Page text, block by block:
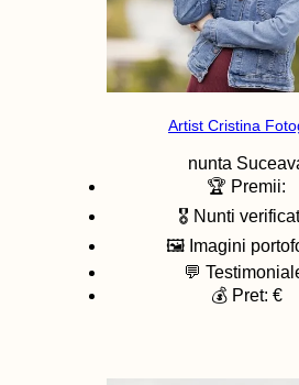
Artist Cristina
nunta
🏆 Premii:
🎖️ Nunti
🖼️ Imagini
💬
💰 Pret: €